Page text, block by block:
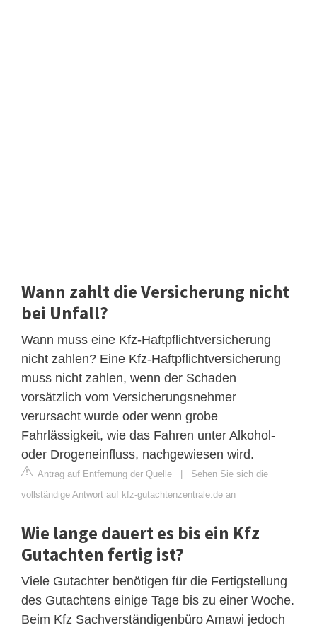
Wann zahlt die Versicherung nicht
bei Unfall?
Wann muss eine Kfz-Haftpflichtversicherung
nicht zahlen? Eine Kfz-Haftpflichtversicherung
muss nicht zahlen, wenn der Schaden
vorsätzlich vom Versicherungsnehmer
verursacht wurde oder wenn grobe
Fahrlässigkeit, wie das Fahren unter Alkohol-
oder Drogeneinfluss, nachgewiesen wird.
Antrag auf Entfernung der Quelle | Sehen Sie sich die
vollständige Antwort auf kfz-gutachtenzentrale.de an
Wie lange dauert es bis ein Kfz
Gutachten fertig ist?
Viele Gutachter benötigen für die Fertigstellung
des Gutachtens einige Tage bis zu einer Woche.
Beim Kfz Sachverständigenbüro Amawi jedoch